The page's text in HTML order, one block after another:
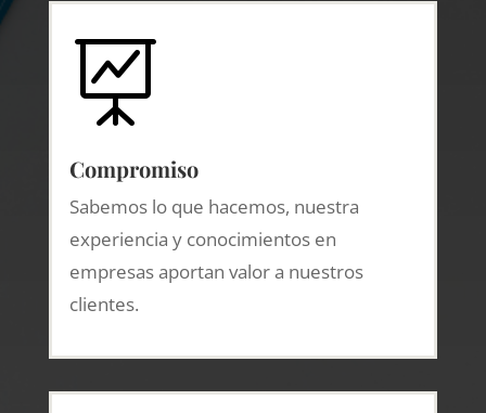

Compromiso
Sabemos lo que hacemos, nuestra
experiencia y conocimientos en
empresas aportan valor a nuestros
clientes.